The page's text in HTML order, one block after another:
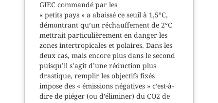
GIEC commandé par les
« petits pays » a abaissé ce seuil à 1,5°C,
démontrant qu’un réchauffement de 2°C
mettrait particulièrement en danger les
zones intertropicales et polaires. Dans les
deux cas, mais encore plus dans le second
puisqu’il s’agit d’une réduction plus
drastique, remplir les objectifs fixés
impose des « émissions négatives » c’est-à-
dire de piéger (ou d’éliminer) du CO2 de